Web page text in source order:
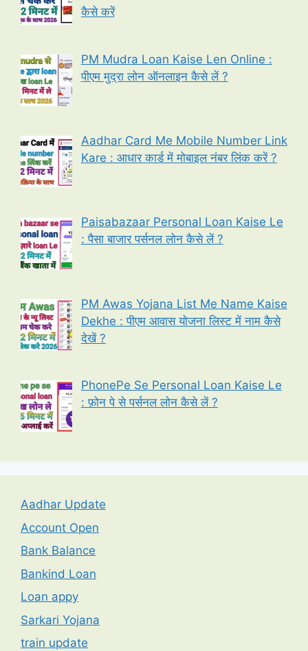
कैसे करें
PM Mudra Loan Kaise Len Online :
पीएम मुद्रा लोन ऑनलाइन कैसे लें ?
Aadhar Card Me Mobile Number Link
Kare : आधार कार्ड में मोबाइल नंबर लिंक करें ?
Paisabazaar Personal Loan Kaise Le
: पैसा बाजार पर्सनल लोन कैसे लें ?
PM Awas Yojana List Me Name Kaise
Dekhe : पीएम आवास योजना लिस्ट में नाम कैसे
देखें ?
PhonePe Se Personal Loan Kaise Le
: फ़ोन पे से पर्सनल लोन कैसे लें ?
Aadhar Update
Account Open
Bank Balance
Bankind Loan
Loan appy
Sarkari Yojana
train update